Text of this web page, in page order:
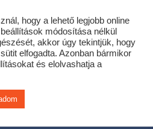
áruhitel 0 % THM-el 10 hónapra!
ajándékba adunk egy fűrészláncot!
ide kattintva!
– ÉPÍTŐIPARI GÉP WEBSHOP
hogy a lehető legjobb online
módosítása nélkül
akkor úgy tekintjük, hogy
elfogadta. Azonban bármikor
és elolvashatja a